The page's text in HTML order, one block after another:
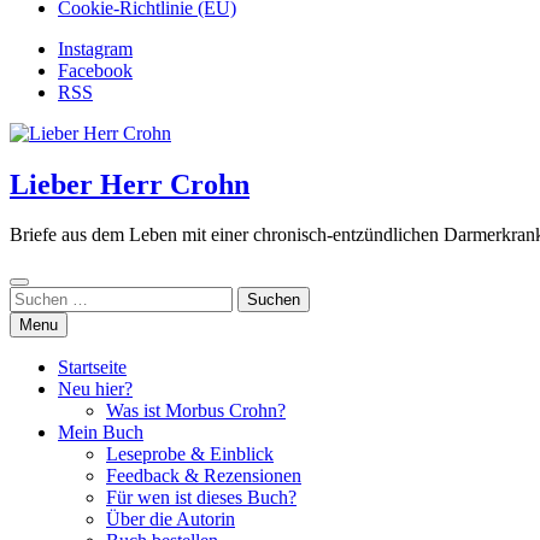
Cookie-Richtlinie (EU)
Instagram
Facebook
RSS
Lieber Herr Crohn
Briefe aus dem Leben mit einer chronisch-entzündlichen
Suchen
nach:
Menu
Startseite
Neu hier?
Was ist Morbus Crohn?
Mein Buch
Leseprobe & Einblick
Feedback & Rezensionen
Für wen ist dieses Buch?
Über die Autorin